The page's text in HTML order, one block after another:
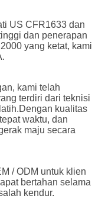
US CFR1633 dan
dan penerapan
yang ketat, kami
kami telah
terdiri dari teknisi
kualitas
waktu, dan
maju secara
/ ODM untuk klien
bertahan selama
kendur.